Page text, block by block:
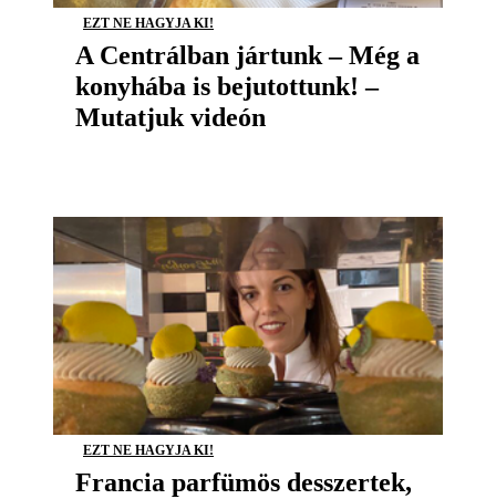
EZT NE HAGYJA KI!
A Centrálban jártunk – Még a
konyhába is bejutottunk! –
Mutatjuk videón
EZT NE HAGYJA KI!
Francia parfümös desszertek,